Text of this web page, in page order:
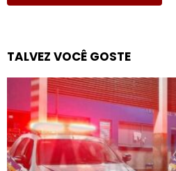
TALVEZ VOCÊ GOSTE